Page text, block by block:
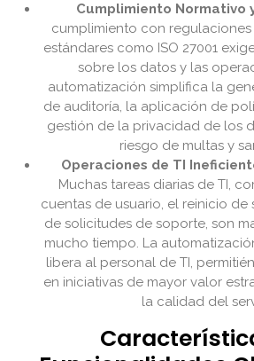
Cumplimiento Normativo
cumplimiento con regulaciones
estándares como ISO 27001
sobre los datos y las
automatización simplifica la
de auditoría, la aplicación de
gestión de la privacidad de los
riesgo de multas y
Operaciones de TI
Muchas tareas diarias de TI,
cuentas de usuario, el reinicio de
de solicitudes de soporte, son
mucho tiempo. La
libera al personal de TI,
en iniciativas de mayor valor
la calidad del